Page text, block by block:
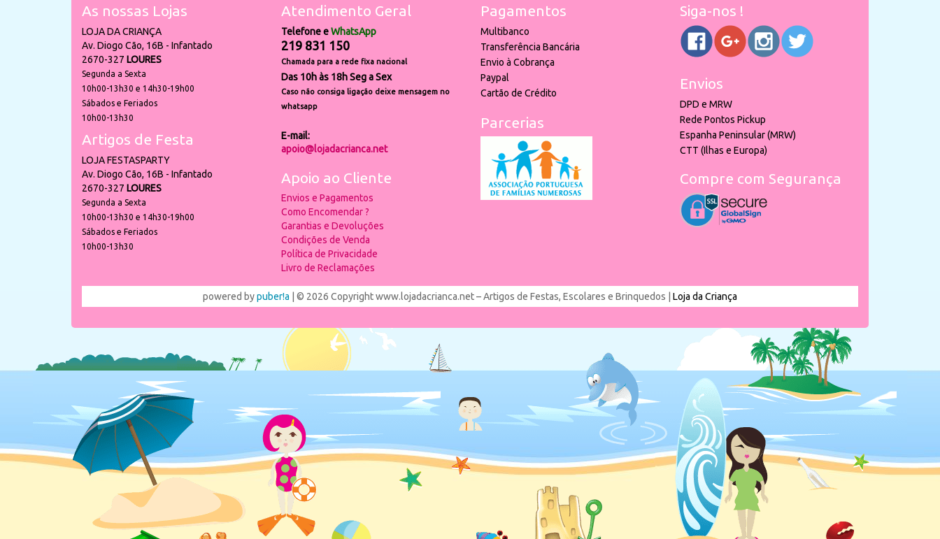
As nossas Lojas
LOJA DA CRIANÇA
Av. Diogo Cão, 16B - Infantado
2670-327 LOURES
Segunda a Sexta
10h00-13h30 e 14h30-19h00
Sábados e Feriados
10h00-13h30
Artigos de Festa
LOJA FESTASPARTY
Av. Diogo Cão, 16B - Infantado
2670-327 LOURES
Segunda a Sexta
10h00-13h30 e 14h30-19h00
Sábados e Feriados
10h00-13h30
Atendimento Geral
Telefone eWhatsApp
219 831 150
Chamada para a rede fixa nacional
Das 10h às 18h Seg a Sex
Caso não consiga ligação deixe mensagem no
whatsapp
E-mail:
apoio@lojadacrianca.net
Apoio ao Cliente
Envios e Pagamentos
Como Encomendar ?
Garantias e Devoluções
Condições de Venda
Política de Privacidade
Livro de Reclamações
Pagamentos
Multibanco
Transferência Bancária
Envio à Cobrança
Paypal
Cartão de Crédito
Parcerias
Siga-nos !
Envios
DPD e MRW
Rede Pontos Pickup
Espanha Peninsular (MRW)
CTT (Ilhas e Europa)
Compre com Segurança
powered bypuber!a | © 2026 Copyright www.lojadacrianca.net – Artigos de Festas, Escolares e Brinquedos | Loja da Criança